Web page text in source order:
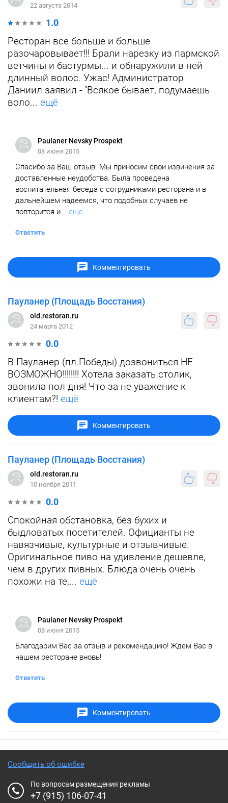
22 августа 2014
1.0
Ресторан все больше и больше
разочаровывает!!! Брали нарезку из пармской
ветчины и бастурмы... и обнаружили в ней
длинный волос. Ужас! Администратор
Даниил заявил - "Всякое бывает, подумаешь
воло... ещё
Paulaner Nevsky Prospekt
08 июня 2015
Спасибо за Ваш отзыв. Мы приносим свои извинения за
доставленные неудобства. Была проведена
воспитательная беседа с сотрудниками ресторана и в
дальнейшем надеемся, что подобных случаев не
повторится и... ещё
Ответить
Комментировать
Пауланер (Площадь Восстания)
old.restoran.ru
24 марта 2012
0.0
В Пауланер (пл.Победы) дозвониться НЕ
ВОЗМОЖНО!!!!!!!! Хотела заказать столик,
звонила пол дня! Что за не уважение к
клиентам?! ещё
Комментировать
Пауланер (Площадь Восстания)
old.restoran.ru
10 ноября 2011
0.0
Спокойная обстановка, без бухих и
быдловатых посетителей. Официанты не
навязчивые, культурные и отзывчивые.
Оригинальное пиво на удивление дешевле,
чем в других пивных. Блюда очень очень
похожи на те,... ещё
Paulaner Nevsky Prospekt
08 июня 2015
Благодарим Вас за отзыв и рекомендацию! Ждем Вас в
нашем ресторане вновь!
Ответить
Комментировать
Сообщить об ошибке
По вопросам размещения рекламы
+7 (915) 106-07-41